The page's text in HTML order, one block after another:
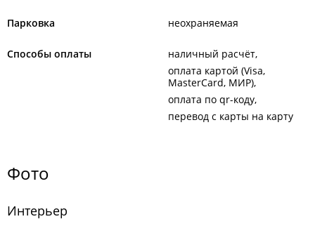
Парковка неохраняемая
Способы оплаты
наличный расчёт
оплата картой (Visa,
MasterCard, МИР)
оплата по qr-коду
перевод с карты на карту
Фото
Интерьер